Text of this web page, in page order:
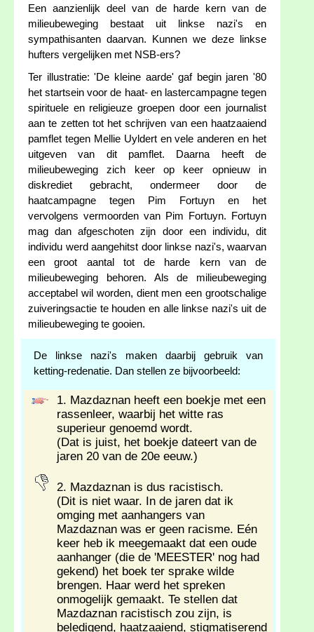
Een aanzienlijk deel van de harde kern van de
milieubeweging bestaat uit linkse nazi's en
sympathisanten daarvan. Kunnen we deze linkse
hufters vergelijken met NSB-ers?
Ter illustratie: 'De kleine aarde' gaf begin jaren '80
het startsein voor de haat- en lastercampagne tegen
spirituele en religieuze groepen door een journalist
aan te zetten tot het schrijven van een haatzaaiend
pamflet tegen Mellie Uyldert en vele anderen en het
uitgeven van dit pamflet. Daarna heeft de
milieubeweging zich keer op keer opnieuw in
diskrediet gebracht, ondermeer door de
haatcampagne tegen Pim Fortuyn en het
vervolgens vermoorden van Pim Fortuyn. Fortuyn
mag dan afgeschoten zijn door een individu, dit
individu werd aangehitst door linkse nazi's, waarvan
een groot aantal tot de harde kern van de
milieubeweging behoren. Als de milieubeweging
acceptabel wil worden, dient men een grootschalige
zuiveringsactie te houden en alle linkse nazi's uit de
milieubeweging te gooien.
De linkse nazi's maken daarbij gebruik van
ketting-redenatie. Dan stellen ze bijvoorbeeld:
1. Mazdaznan heeft een boekje met een
rassenleer, waarbij het witte ras
superieur genoemd wordt.
(Dat is juist, het boekje dateert van de
jaren 20 van de 20e eeuw.)
2. Mazdaznan is dus racistisch.
(Dit is niet waar. In de jaren dat ik
omging met aanhangers van
Mazdaznan was er geen racisme. Eén
keer heb ik meegemaakt dat een oude
aanhanger (die de 'MEESTER' nog had
gekend) het boek ter sprake wilde
brengen. Haar werd het spreken
onmogelijk gemaakt. Te stellen dat
Mazdaznan racistisch zou zijn, is
beledigend, haatzaaiend, stigmatiserend